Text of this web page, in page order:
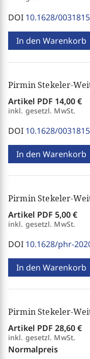
DOI 10.1628/
In den Warenkorb
Pirmin Stekeler-
Artikel PDF 14,00 €
inkl. gesetzl. MwSt.
DOI 10.1628/
In den Warenkorb
Pirmin Stekeler-
Artikel PDF 5,00 €
inkl. gesetzl. MwSt.
DOI 10.1628/phr-
In den Warenkorb
Pirmin Stekeler-
Artikel PDF 28,60 €
inkl. gesetzl. MwSt.
Normalpreis